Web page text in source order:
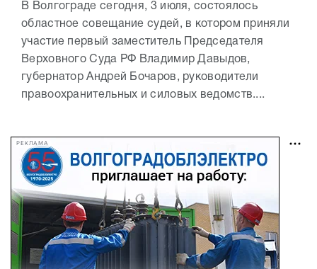
В Волгограде сегодня, 3 июля, состоялось
областное совещание судей, в котором приняли
участие первый заместитель Председателя
Верховного Суда РФ Владимир Давыдов,
губернатор Андрей Бочаров, руководители
правоохранительных и силовых ведомств....
РЕКЛАМА